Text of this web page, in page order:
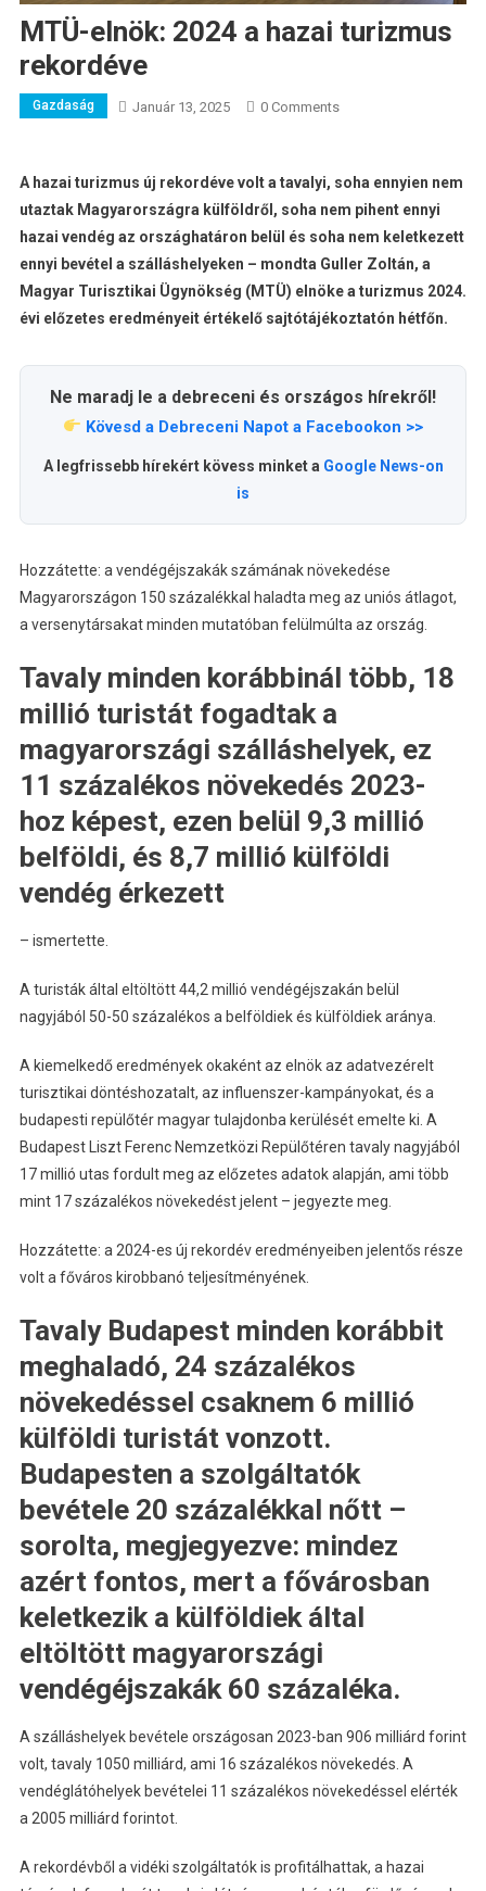
MTÜ-elnök: 2024 a hazai turizmus
rekordéve
Gazdaság Január 13, 2025 0 Comments
A hazai turizmus új rekordéve volt a tavalyi, soha ennyien nem
utaztak Magyarországra külföldről, soha nem pihent ennyi
hazai vendég az országhatáron belül és soha nem keletkezett
ennyi bevétel a szálláshelyeken – mondta Guller Zoltán, a
Magyar Turisztikai Ügynökség (MTÜ) elnöke a turizmus 2024.
évi előzetes eredményeit értékelő sajtótájékoztatón hétfőn.
Ne maradj le a debreceni és országos hírekről!
Kövesd a Debreceni Napot a Facebookon >>
A legfrissebb hírekért kövess minket a Google News-on
is
Hozzátette: a vendégéjszakák számának növekedése
Magyarországon 150 százalékkal haladta meg az uniós átlagot,
a versenytársakat minden mutatóban felülmúlta az ország.
Tavaly minden korábbinál több, 18
millió turistát fogadtak a
magyarországi szálláshelyek, ez
11 százalékos növekedés 2023-
hoz képest, ezen belül 9,3 millió
belföldi, és 8,7 millió külföldi
vendég érkezett
– ismertette.
A turisták által eltöltött 44,2 millió vendégéjszakán belül
nagyjából 50-50 százalékos a belföldiek és külföldiek aránya.
A kiemelkedő eredmények okaként az elnök az adatvezérelt
turisztikai döntéshozatalt, az influenszer-kampányokat, és a
budapesti repülőtér magyar tulajdonba kerülését emelte ki. A
Budapest Liszt Ferenc Nemzetközi Repülőtéren tavaly nagyjából
17 millió utas fordult meg az előzetes adatok alapján, ami több
mint 17 százalékos növekedést jelent – jegyezte meg.
Hozzátette: a 2024-es új rekordév eredményeiben jelentős része
volt a főváros kirobbanó teljesítményének.
Tavaly Budapest minden korábbit
meghaladó, 24 százalékos
növekedéssel csaknem 6 millió
külföldi turistát vonzott.
Budapesten a szolgáltatók
bevétele 20 százalékkal nőtt –
sorolta, megjegyezve: mindez
azért fontos, mert a fővárosban
keletkezik a külföldiek által
eltöltött magyarországi
vendégéjszakák 60 százaléka.
A szálláshelyek bevétele országosan 2023-ban 906 milliárd forint
volt, tavaly 1050 milliárd, ami 16 százalékos növekedés. A
vendéglátóhelyek bevételei 11 százalékos növekedéssel elérték
a 2005 milliárd forintot.
A rekordévből a vidéki szolgáltatók is profitálhattak, a hazai